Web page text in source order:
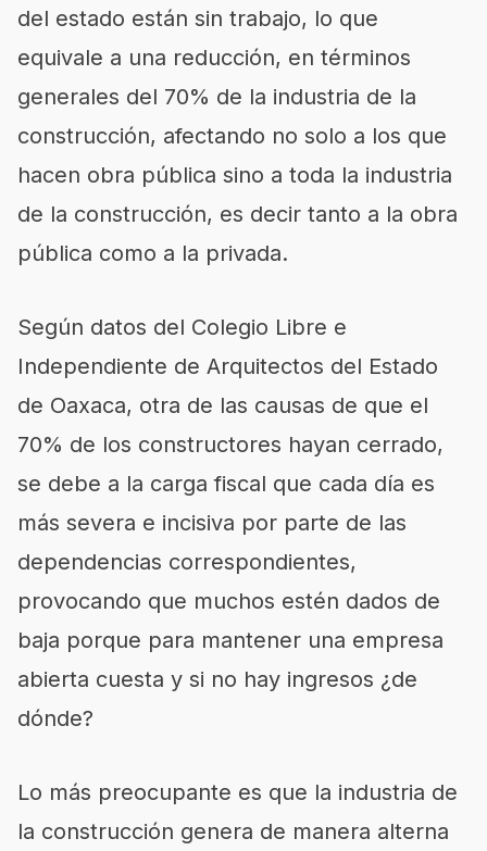
del estado están sin trabajo, lo que
equivale a una reducción, en términos
generales del 70% de la industria de la
construcción, afectando no solo a los que
hacen obra pública sino a toda la industria
de la construcción, es decir tanto a la obra
pública como a la privada.
Según datos del Colegio Libre e
Independiente de Arquitectos del Estado
de Oaxaca, otra de las causas de que el
70% de los constructores hayan cerrado,
se debe a la carga fiscal que cada día es
más severa e incisiva por parte de las
dependencias correspondientes,
provocando que muchos estén dados de
baja porque para mantener una empresa
abierta cuesta y si no hay ingresos ¿de
dónde?
Lo más preocupante es que la industria de
la construcción genera de manera alterna